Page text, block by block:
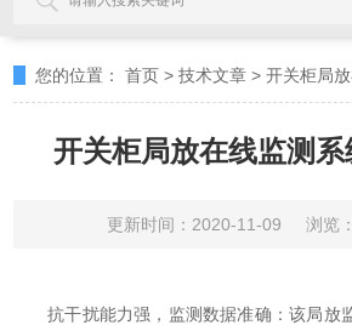
您的位置： 首页 >技术文章 >开关柜局
开关柜局放在线监测
更新时间：2020-11-09 浏览
抗干扰能力强，监测数据准确：该局放